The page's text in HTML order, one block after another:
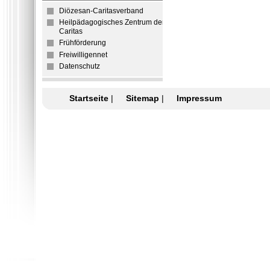
Diözesan-Caritasverband
Heilpädagogisches Zentrum der
Caritas
Frühförderung
Freiwilligennet
Datenschutz
Startseite| Sitemap | Impressum